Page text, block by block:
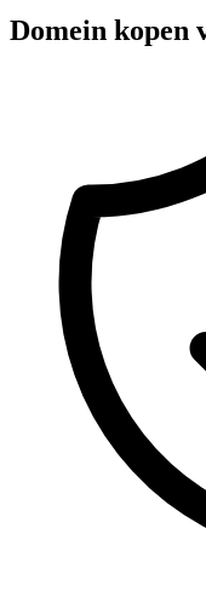
Domein kopen